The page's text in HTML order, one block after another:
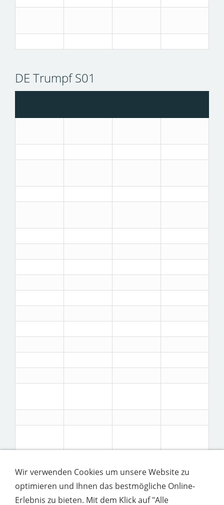
DE Trumpf S01
Wir verwenden Cookies um unsere Website zu
optimieren und Ihnen das bestmögliche Online-
Erlebnis zu bieten. Mit dem Klick auf "Alle